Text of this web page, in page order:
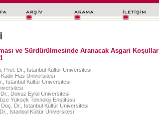
ve Sürdürülmesinde Aranacak Asgari Koşullar
, Prof. Dr., İstanbul Kültür Üniversitesi
Kadir Has Üniversitesi
İstanbul Kültür Üniversitesi
Dr., Dokuz Eylül Üniversitesi
Yüksek Teknoloji Enstitüsü
Doç. Dr., İstanbul Kültür Üniversitesi
Dr., İstanbul Kültür Üniversitesi